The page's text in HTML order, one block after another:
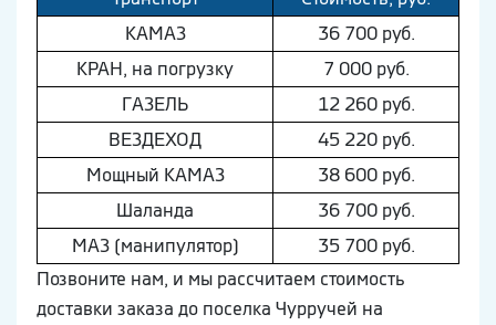
КAМAЗ
36 700 руб.
КРАН, на погрузку
7 000 руб.
ГAЗEЛЬ
12 260 руб.
ВEЗДEХОД
45 220 руб.
Мощный КAМAЗ
38 600 руб.
Шaлaнда
36 700 руб.
МAЗ (манипулятор)
35 700 руб.
Позвоните нам, и мы рассчитаем стоимость
доставки заказа до поселка Чурручей на